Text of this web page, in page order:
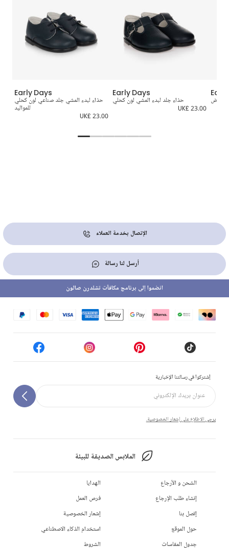
Early Days
حذاء لبدء المشي جلد صناعي لون كحلي
للمواليد
UK£ 23.00
Early Days
حذاء جلد لبدء المشي لون كحلي
UK£ 23.00
أبيض
الإتصال بخدمة العملاء
أرسل لنا رسالة
إشتركوا في رسالتنا الإخبارية
يرجى الاطلاع على إشعار الخصوصية.
الملابس الصديقة للبيئة
انضموا إلى برنامج مكافآت تشلدرن صالون
الشحن و الأرجاع
إنشاء طلب الإرجاع
إتصل بنا
حول الموقع
جدول المقاسات
الهدايا
فرص العمل
إشعار الخصوصية
استخدام الذكاء الاصطناعي
الشروط